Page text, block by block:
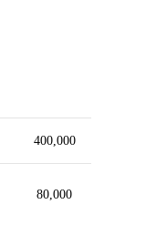
400,000
80,000